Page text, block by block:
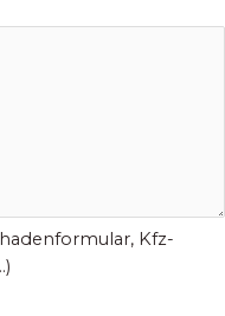
Kfz-